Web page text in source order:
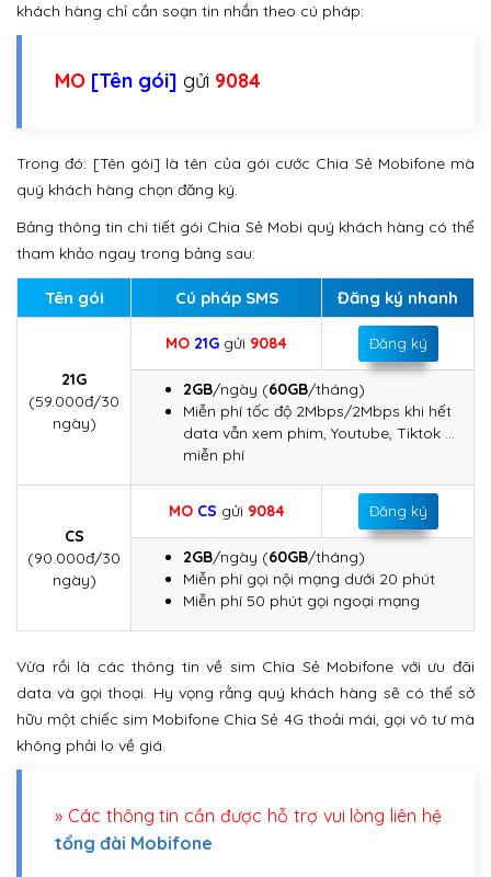
khách hàng chỉ cần soạn tin nhắn theo cú pháp:
MO [Tên gói] gửi 9084
Trong đó: [Tên gói] là tên của gói cước Chia Sẻ Mobifone mà
quý khách hàng chọn đăng ký.
Bảng thông tin chi tiết gói Chia Sẻ Mobi quý khách hàng có thể
tham khảo ngay trong bảng sau:
Tên gói Cú pháp SMS Đăng ký nhanh
21G
(59.000đ/30
ngày)
MO 21G gửi 9084 Đăng ký
2GB/ngày (60GB/tháng)
Miễn phí tốc độ 2Mbps/2Mbps khi hết
data vẫn xem phim, Youtube, Tiktok …
miễn phí
CS
(90.000đ/30
ngày)
MO CS gửi 9084 Đăng ký
2GB/ngày (60GB/tháng)
Miễn phí gọi nội mạng dưới 20 phút
Miễn phí 50 phút gọi ngoại mạng
Vừa rồi là các thông tin về sim Chia Sẻ Mobifone với ưu đãi
data và gọi thoại. Hy vọng rằng quý khách hàng sẽ có thể sở
hữu một chiếc sim Mobifone Chia Sẻ 4G thoải mái, gọi vô tư mà
không phải lo về giá.
» Các thông tin cần được hỗ trợ vui lòng liên hệ
tổng đài Mobifone